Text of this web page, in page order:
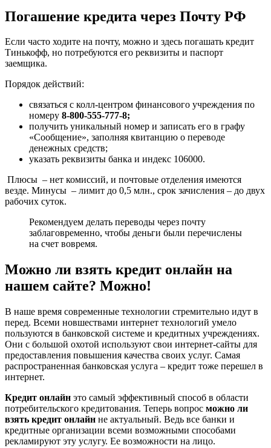
Погашение кредита через Почту РФ
Если часто ходите на почту, можно и здесь погашать кредит
Тинькофф, но потребуются его реквизиты и паспорт
заемщика.
Порядок действий:
связаться с колл-центром финансового учреждения по
номеру 8-800-555-777-8;
получить уникальный номер и записать его в графу
«Сообщение», заполняя квитанцию о переводе
денежных средств;
указать реквизиты банка и индекс 106000.
Плюсы – нет комиссий, и почтовые отделения имеются
везде. Минусы – лимит до 0,5 млн., срок зачисления – до двух
рабочих суток.
Рекомендуем делать переводы через почту
заблаговременно, чтобы деньги были перечислены
на счет вовремя.
Можно ли взять кредит онлайн на
нашем сайте? Можно!
В наше время современные технологии стремительно идут в
перед. Всеми новшествами интернет технологий умело
пользуются в банковской системе и кредитных учреждениях.
Они с большой охотой используют свои интернет-сайты для
предоставления повышения качества своих услуг. Самая
распространенная банковская услуга – кредит тоже перешел в
интернет.
Кредит онлайн это самый эффективный способ в области
потребительского кредитования. Теперь вопрос можно ли
взять кредит онлайн не актуальный. Ведь все банки и
кредитные организации всеми возможными способами
рекламируют эту услугу. Ее возможности на лицо.